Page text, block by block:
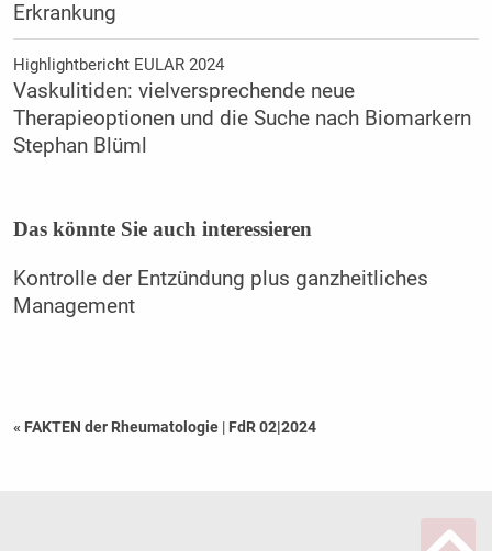
Erkrankung
Highlightbericht EULAR 2024
Vaskulitiden: vielversprechende neue
Therapieoptionen und die Suche nach Biomarkern
Stephan Blüml
Das könnte Sie auch interessieren
Kontrolle der Entzündung plus ganzheitliches
Management
« FAKTEN der Rheumatologie | FdR 02|2024